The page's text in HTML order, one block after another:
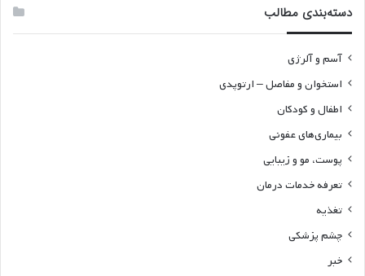
دسته‌بندی مطالب
آسم و آلرژی
استخوان و مفاصل – ارتوپدی
اطفال و کودکان
بیماری‌های عفونی
پوست، مو و زیبایی
تعرفه خدمات درمان
تغذیه
چشم پزشکی
خبر